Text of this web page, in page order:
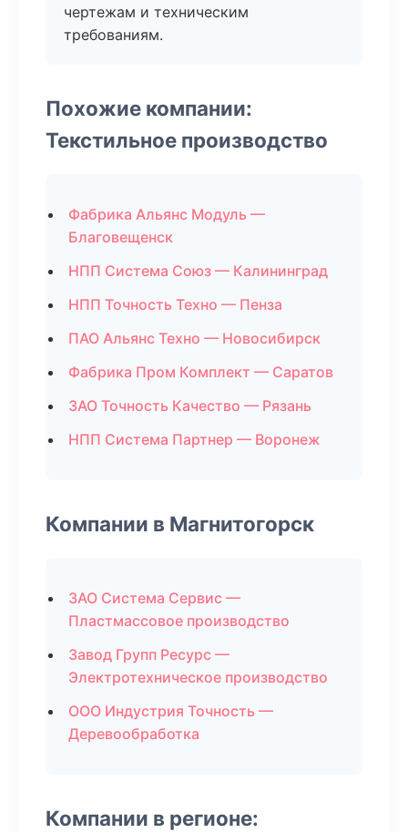
чертежам и техническим
требованиям.
Похожие компании:
Текстильное производство
Фабрика Альянс Модуль —
Благовещенск
НПП Система Союз — Калининград
НПП Точность Техно — Пенза
ПАО Альянс Техно — Новосибирск
Фабрика Пром Комплект — Саратов
ЗАО Точность Качество — Рязань
НПП Система Партнер — Воронеж
Компании в Магнитогорск
ЗАО Система Сервис —
Пластмассовое производство
Завод Групп Ресурс —
Электротехническое производство
ООО Индустрия Точность —
Деревообработка
Компании в регионе: